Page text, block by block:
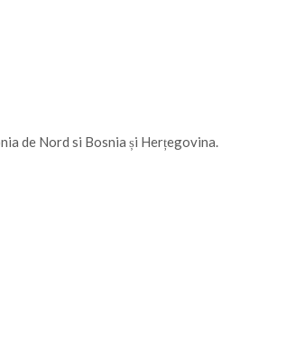
de Nord si Bosnia și Herțegovina.